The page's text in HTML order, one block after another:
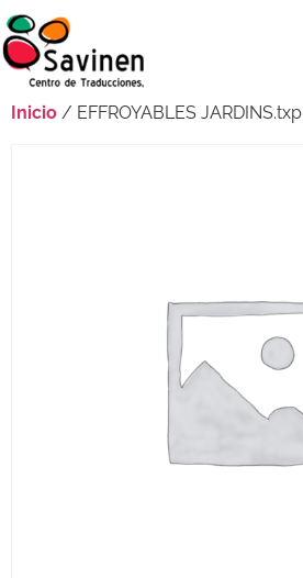
Inicio / EFFROYABLES JARDINS.txp